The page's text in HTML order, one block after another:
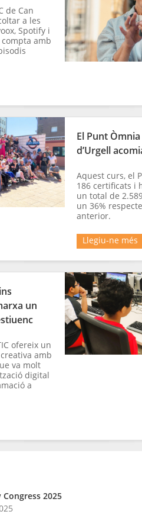
de Can
a les
Spotify i
amb
El Punt Òmnia
d’Urgell
Aquest curs, el
186 certificats i
un total de
un 36%
anterior.
Llegiu-ne més
un
ofereix un
amb
va molt
digital
a
Congress 2025